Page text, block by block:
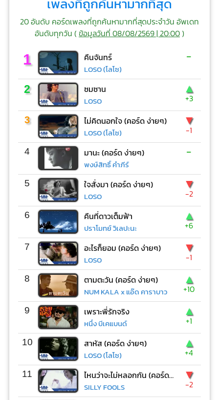
เพลงที่ถูกค้นหามากที่สุด
20 อันดับ คอร์ดเพลงที่ถูกค้นหามากที่สุดประจำวัน อัพเดท
อันดับทุกวัน (ข้อมูลวันที่ 08/08/2569 | 20:00)
1 คืนจันทร์
LOSO (โลโซ)
-
2 ซมซาน
LOSO
▲
+3
3 ไม่คิดนอกใจ (คอร์ด ง่ายๆ)
LOSO (โลโซ)
▼
-1
4 มานะ (คอร์ด ง่ายๆ)
พงษ์สิทธิ์ คำภีร์
-
5 ใจสั่งมา (คอร์ด ง่ายๆ)
LOSO
▼
-2
6 คืนที่ดาวเต็มฟ้า
ปราโมทย์ วิเลปะนะ
▲
+6
7 อะไรก็ยอม (คอร์ด ง่ายๆ)
LOSO
▼
-1
8 ตามตะวัน (คอร์ด ง่ายๆ)
NUM KALA x แอ๊ด คาราบาว
▲
+10
9 เพราะพี่รักจริง
หนึ่ง บีเคแบนด์
▲
+1
10 สาหัส (คอร์ด ง่ายๆ)
LOSO (โลโซ)
▲
+4
11 ไหนว่าจะไม่หลอกกัน (คอร์ด ง่ายๆ)
SILLY FOOLS
▼
-2